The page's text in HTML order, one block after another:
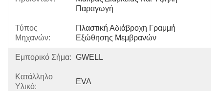
Παραγωγή
Τύπος
Μηχανών:
Πλαστική Αδιάβροχη Γραμμή
Εξώθησης Μεμβρανών
Εμπορικό Σήμα: GWELL
Κατάλληλο
Υλικό:
EVA